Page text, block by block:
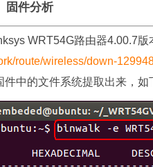
件分析
WRT54G路由器4.00.7版
route/wireless/down-
件中的文件系统提取出来，如